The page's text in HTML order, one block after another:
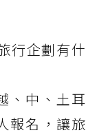
行企劃有什
、中、土耳
報名，讓旅